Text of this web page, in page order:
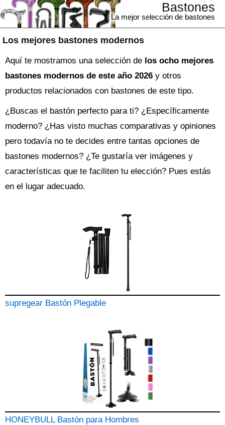
Los mejores bastones modernos
Bastones
La mejor selección de bastones
Aquí te mostramos una selección de los ocho mejores
bastones modernos de este año 2026 y otros
productos relacionados con bastones de este tipo.
¿Buscas el bastón perfecto para ti? ¿Específicamente
moderno? ¿Has visto muchas comparativas y opiniones
pero todavía no te decides entre tantas opciones de
bastones modernos? ¿Te gustaría ver imágenes y
características que te faciliten tu elección? Pues estás
en el lugar adecuado.
supregear Bastón Plegable
HONEYBULL Bastón para Hombres